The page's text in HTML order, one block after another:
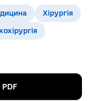
Хірургія